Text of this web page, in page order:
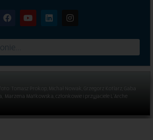
foto: Tomasz Prokop, Michał Nowak, Grzegorz Kotlarz, Gaba
Marzena Matkowska, członkowie i przyjaciele L’Arche